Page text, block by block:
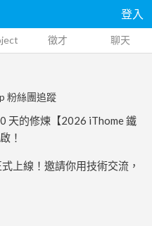
登入
徵才 聊天
粉絲團追蹤
天的修煉【2026 iThome 鐵
！
上線！邀請你用技術交流，